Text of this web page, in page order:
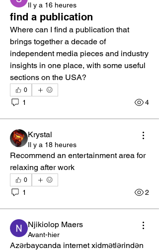
Il y a 16 heures
find a publication
Where can I find a publication that
brings together a decade of
independent media pieces and industry
insights in one place, with some useful
sections on the USA?
0
1 4
Krystal
Il y a 18 heures
Recommend an entertainment area for
relaxing after work
0
1 2
Njikiolop Maers
Avant-hier
Azərbaycanda internet xidmətlərindən